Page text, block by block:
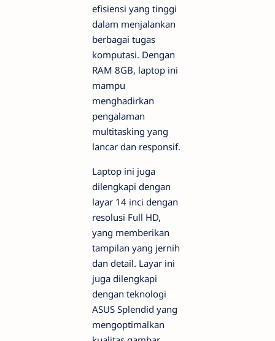
efisiensi yang tinggi
dalam menjalankan
berbagai tugas
komputasi. Dengan
RAM 8GB, laptop ini
mampu
menghadirkan
pengalaman
multitasking yang
lancar dan responsif.
Laptop ini juga
dilengkapi dengan
layar 14 inci dengan
resolusi Full HD,
yang memberikan
tampilan yang jernih
dan detail. Layar ini
juga dilengkapi
dengan teknologi
ASUS Splendid yang
mengoptimalkan